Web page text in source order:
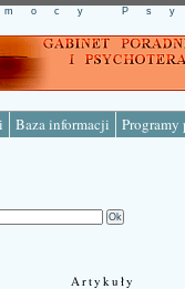
Baza informacji Programy
Artykuły